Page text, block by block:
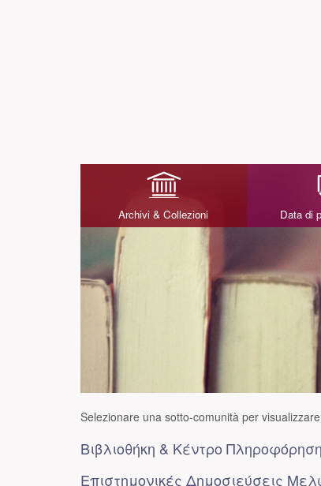
Archivi & Collezioni Data di
Selezionare una sotto-comunità per
Βιβλιοθήκη & Κέντρο
Επιστημονικές Δημοσιεύσεις